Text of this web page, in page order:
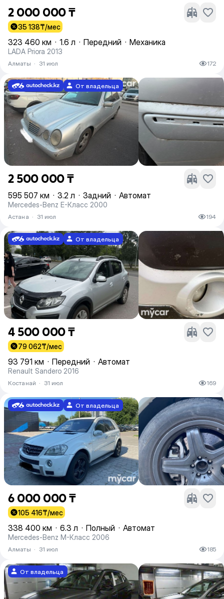
2 000 000 ₸
35 138₸/мес
323 460 км · 1.6 л · Передний · Механика
LADA Priora 2013
Алматы · 31 июл 172
От владельца
2 500 000 ₸
595 507 км · 3.2 л · Задний · Автомат
Mercedes-Benz E-Класс 2000
Астана · 31 июл 194
От владельца
4 500 000 ₸
79 062₸/мес
93 791 км · Передний · Автомат
Renault Sandero 2016
Костанай · 31 июл 169
От владельца
6 000 000 ₸
105 416₸/мес
338 400 км · 6.3 л · Полный · Автомат
Mercedes-Benz M-Класс 2006
Алматы · 31 июл 185
От владельца